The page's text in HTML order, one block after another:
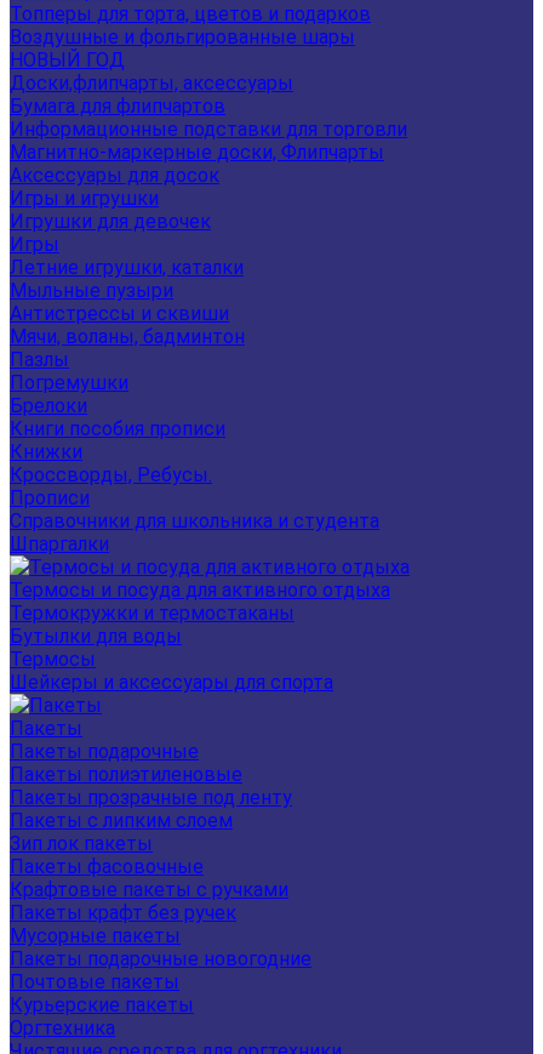
Топперы для торта, цветов и подарков
Воздушные и фольгированные шары
НОВЫЙ ГОД
Доски,флипчарты, аксессуары
Бумага для флипчартов
Информационные подставки для торговли
Магнитно-маркерные доски, Флипчарты
Аксессуары для досок
Игры и игрушки
Игрушки для девочек
Игры
Летние игрушки, каталки
Мыльные пузыри
Антистрессы и сквиши
Мячи, воланы, бадминтон
Пазлы
Погремушки
Брелоки
Книги пособия прописи
Книжки
Кроссворды, Ребусы.
Прописи
Справочники для школьника и студента
Шпаргалки
Термосы и посуда для активного отдыха
Термокружки и термостаканы
Бутылки для воды
Термосы
Шейкеры и аксессуары для спорта
Пакеты
Пакеты подарочные
Пакеты полиэтиленовые
Пакеты прозрачные под ленту
Пакеты с липким слоем
Зип лок пакеты
Пакеты фасовочные
Крафтовые пакеты с ручками
Пакеты крафт без ручек
Мусорные пакеты
Пакеты подарочные новогодние
Почтовые пакеты
Курьерские пакеты
Оргтехника